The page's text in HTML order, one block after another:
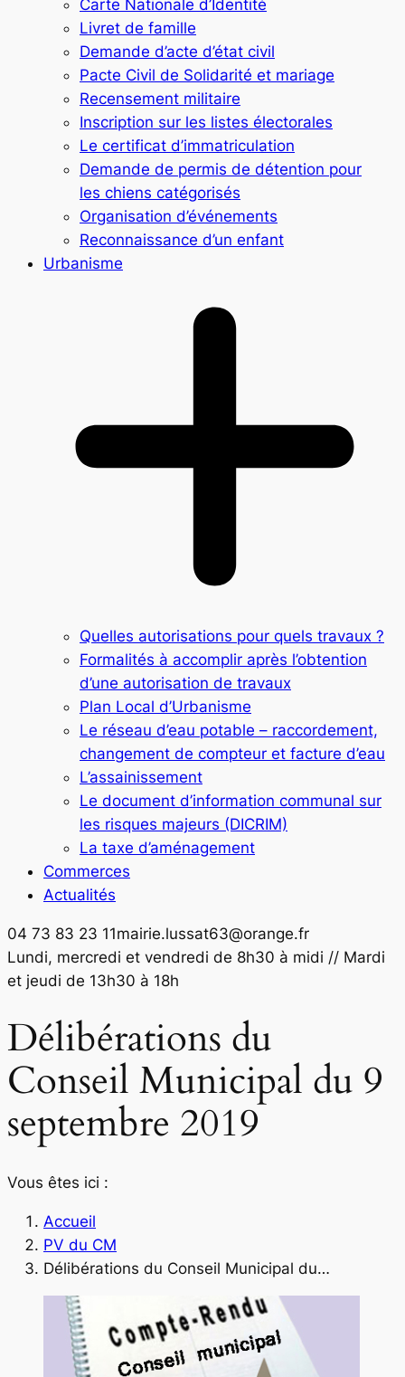
Carte Nationale d’Identité
Livret de famille
Demande d’acte d’état civil
Pacte Civil de Solidarité et mariage
Recensement militaire
Inscription sur les listes électorales
Le certificat d’immatriculation
Demande de permis de détention pour
les chiens catégorisés
Organisation d’événements
Reconnaissance d’un enfant
Urbanisme
Quelles autorisations pour quels travaux ?
Formalités à accomplir après l’obtention
d’une autorisation de travaux
Plan Local d’Urbanisme
Le réseau d’eau potable – raccordement,
changement de compteur et facture d’eau
L’assainissement
Le document d’information communal sur
les risques majeurs (DICRIM)
La taxe d’aménagement
Commerces
Actualités
04 73 83 23 11mairie.lussat63@orange.fr
Facebook
page
in
new
window
Lundi, mercredi et vendredi de 8h30 à midi // Mardi
et jeudi de 13h30 à 18h
Délibérations du
Conseil Municipal du 9
septembre 2019
Vous êtes ici :
Accueil
PV du CM
Délibérations du Conseil Municipal du…